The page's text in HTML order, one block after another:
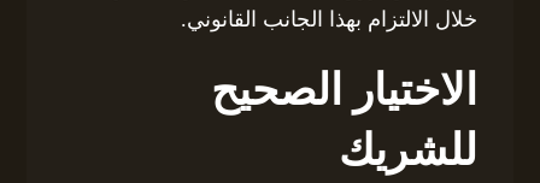
خلال الالتزام بهذا الجانب القانوني.
الاختيار الصحيح
للشريك